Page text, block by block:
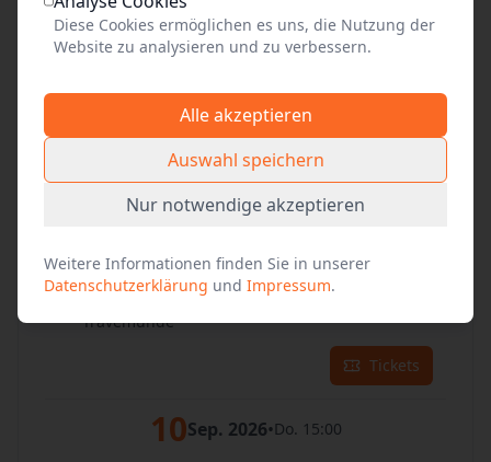
Tickets
Überseebrücke 2
09Sep. 2026 •Mi. 15:00
Überseebrücke 2
Travemünde
Tickets
10Sep. 2026•Do. 15:00
Diese Cookies ermöglichen es uns, die Nutzung der
Website zu analysieren und zu verbessern.
Alle akzeptieren
Auswahl speichern
Nur notwendige akzeptieren
Weitere Informationen finden Sie in unserer
Datenschutzerklärung und Impressum.